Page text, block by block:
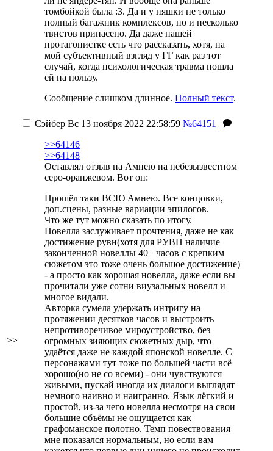
томбойкой была :3. Да и у няшки не только
полный багажник комплексов, но и несколько
твистов припасено. Да даже нашей
протагонистке есть что рассказать, хотя, на
мой субъективный взгляд у ГГ как раз тот
случай, когда психологическая травма пошла
ей на пользу.
Сообщение слишком длинное. Полный текст.
>>
Сэйбер Вс 13 ноября 2022 22:58:59 №64151
>>64146
>>64148
Оставлял отзыв на Амнею на небезызвестном
серо-оранжевом. Вот он:
Прошёл таки ВСЮ Амнею. Все концовки,
доп.сцены, разные вариации эпилогов.
Что же тут можно сказать по итогу.
Новелла заслуживает прочтения, даже не как
достижение рувн(хотя для РУВН наличие
законченной новеллы 40+ часов с крепким
сюжетом это тоже очень большое достижение)
- а просто как хорошая новелла, даже если вы
прочитали уже сотни виузальных новелл и
многое видали.
Авторка сумела удержать интригу на
протяжении десятков часов и выстроить
непротиворечивое мироустройство, без
огромных зияющих сюжетных дыр, что
удаётся даже не каждой японской новелле. С
персонажами тут тоже по большей части всё
хорошо(но не со всеми) - они чувствуются
живыми, пускай иногда их диалоги выглядят
немного наивно и наигранно. Язык лёгкий и
простой, из-за чего новелла несмотря на свои
большие объёмы не ощущается как
графоманское полотно. Темп повествования
мне показался нормальным, но если вам